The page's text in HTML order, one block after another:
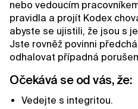
nebo vedoucím
pravidla a projít Kodex
abyste se ujistili, že jsou s
Jste rovněž povinni
odhalovat případná
Očekává se od vás, že:
Vedejte s integritou.